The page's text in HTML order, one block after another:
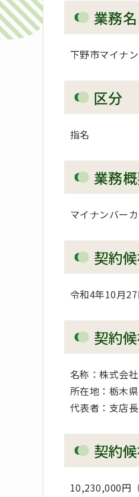
業務名
下野市マイナ
区分
指名
業務
マイナンバー
契約
令和4年10月27
契約
名称：株式会
所在地：栃木
代表者：支店
契約
10,230,000円（